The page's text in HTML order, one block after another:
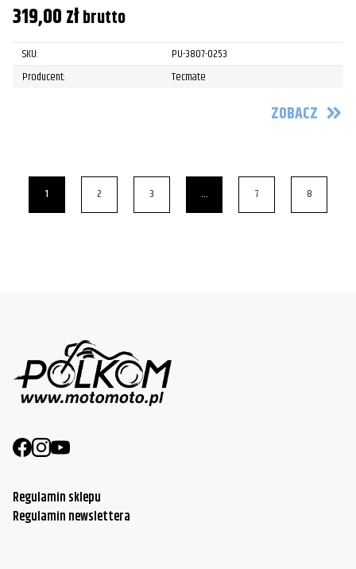
319,00złbrutto
SKU:
PU-3807-0253
Producent:
Tecmate
ZOBACZ
1 2 3 … 7 8
Regulamin sklepu
Regulamin newslettera